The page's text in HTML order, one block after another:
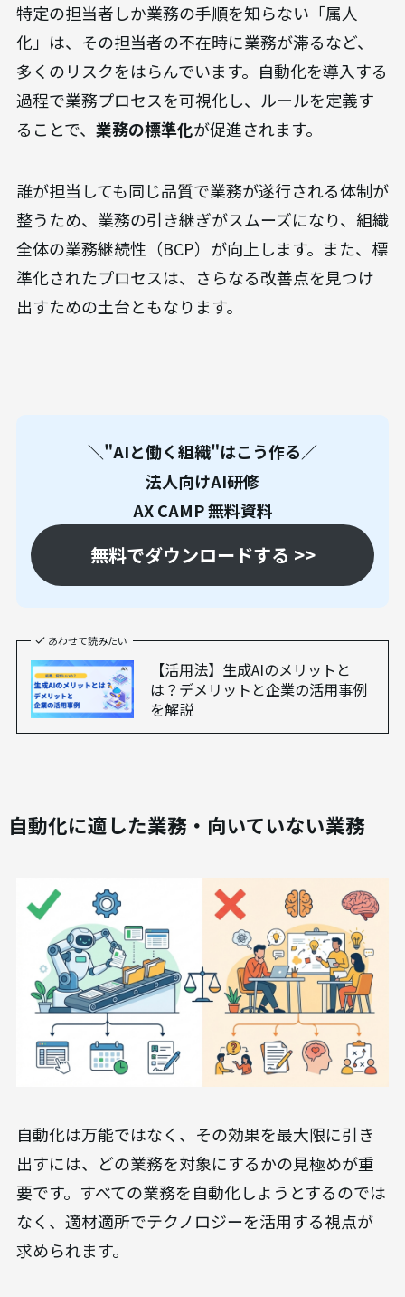
特定の担当者しか業務の手順を知らない「属人
化」は、その担当者の不在時に業務が滞るなど、
多くのリスクをはらんでいます。自動化を導入する
過程で業務プロセスを可視化し、ルールを定義す
ることで、 業務の標準化が促進されます。
誰が担当しても同じ品質で業務が遂行される体制が
整うため、業務の引き継ぎがスムーズになり、組織
全体の業務継続性（BCP）が向上します。また、標
準化されたプロセスは、さらなる改善点を見つけ
出すための土台ともなります。
＼"AIと働く組織"はこう作る／
法人向けAI研修
AX CAMP 無料資料
無料でダウンロードする >>
あわせて読みたい
自動化に適した業務・向いていない業務